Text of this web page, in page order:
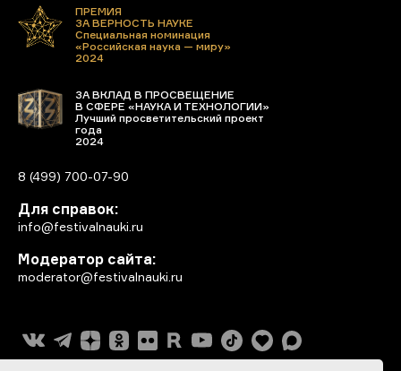
ПРЕМИЯ
ЗА ВЕРНОСТЬ НАУКЕ
Специальная номинация
«Российская наука — миру»
2024
ЗА ВКЛАД В ПРОСВЕЩЕНИЕ
В СФЕРЕ «НАУКА И ТЕХНОЛОГИИ»
Лучший просветительский проект
года
2024
8 (499) 700-07-90
Для справок:
info@festivalnauki.ru
Модератор сайта:
moderator@festivalnauki.ru